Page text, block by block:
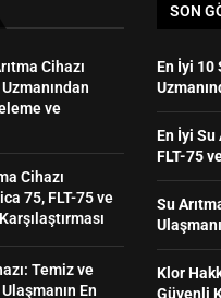
Cihazı
ve
Cihazı
75, FLT-75 ve
Temiz ve
En
SON
En İyi 10
En İyi Su
FLT-75
Su
Klor
Güvenli